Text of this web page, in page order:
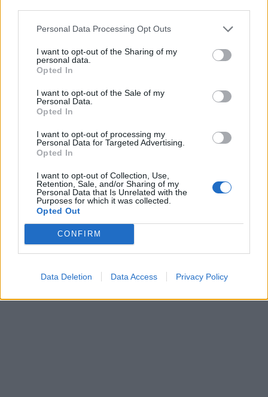
Personal Data Processing Opt Outs
I want to opt-out of the Sharing of my
personal data.
Opted In
I want to opt-out of the Sale of my
Personal Data.
Opted In
I want to opt-out of processing my
Personal Data for Targeted Advertising.
Opted In
I want to opt-out of Collection, Use,
Retention, Sale, and/or Sharing of my
Personal Data that Is Unrelated with the
Purposes for which it was collected.
Opted Out
CONFIRM
Data Deletion Data Access Privacy Policy
της, Κατερίνας, μιας και πλέον δεν της κάνουν.
πρότειναν να τα κρατήσει για το δεύτερο
παιδάκι, με την παρουσιάτρια να απαντά την
ίδια στιγμή και στο ενδεχόμενο να αποκτήσει
ένα ακόμα μωράκι.